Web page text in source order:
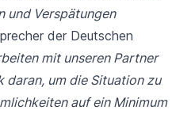
und Verspätungen
der Deutschen
mit unseren Partner
daran, um die Situation zu
auf ein Minimum